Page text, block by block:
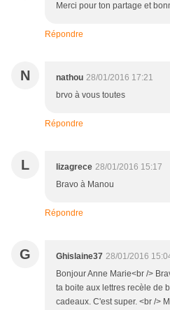
Merci pour ton partage et
Répondre
N nathou 28/01/2016 17:21
brvo à vous toutes
Répondre
L lizagrece 28/01/2016 15:17
Bravo à Manou
Répondre
G Ghislaine37 28/01/2016
Bonjour Anne Marie<br />
ta boite aux lettres recèle de
cadeaux. C'est super. <br />